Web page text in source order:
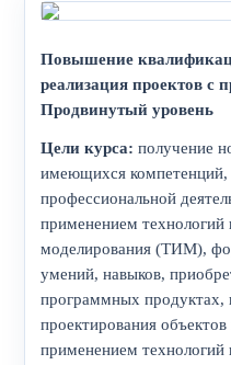
Повышение
реализация проектов
Продвинутый уровень
Цели курса: получение
имеющихся
профессиональной
применением
моделирования (ТИМ),
умений, навыков,
программных продуктах,
проектирования объектов
применением